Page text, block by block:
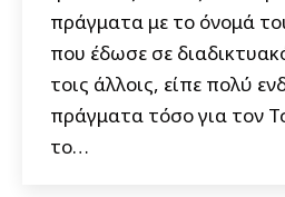
πράγματα με το όνομά
που έδωσε σε
τοις άλλοις, είπε πολύ
πράγματα τόσο για τον
το…